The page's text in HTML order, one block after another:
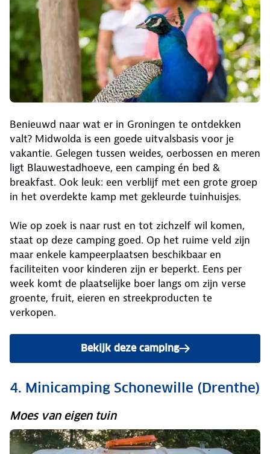
Benieuwd naar wat er in Groningen te ontdekken
valt? Midwolda is een goede uitvalsbasis voor je
vakantie. Gelegen tussen weides, oerbossen en meren
ligt Blauwestadhoeve, een camping én bed &
breakfast. Ook leuk: een verblijf met een grote groep
in het overdekte kamp met gekleurde tuinhuisjes.
Wie op zoek is naar rust en tot zichzelf wil komen,
staat op deze camping goed. Op het ruime veld zijn
maar enkele kampeerplaatsen beschikbaar en
faciliteiten voor kinderen zijn er beperkt. Eens per
week komt de plaatselijke boer langs om zijn verse
groente, fruit, eieren en streekproducten te
verkopen.
Bekijk deze camping
4. Minicamping Schonewille (Drenthe)
Moes van eigen tuin